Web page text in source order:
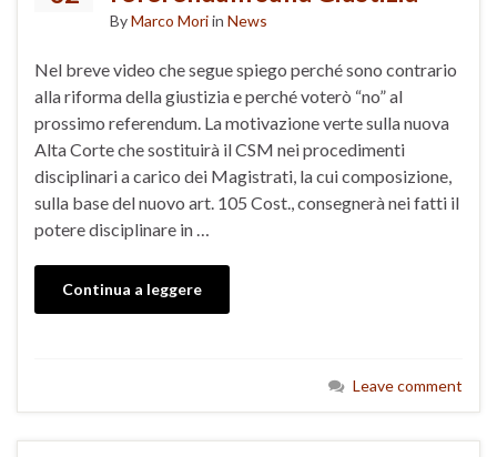
ByMarco Moriin News
Nel breve video che segue spiego perché sono contrario
alla riforma della giustizia e perché voterò “no” al
prossimo referendum. La motivazione verte sulla nuova
Alta Corte che sostituirà il CSM nei procedimenti
disciplinari a carico dei Magistrati, la cui composizione,
sulla base del nuovo art. 105 Cost., consegnerà nei fatti il
potere disciplinare in …
Continua a leggere
Leave comment